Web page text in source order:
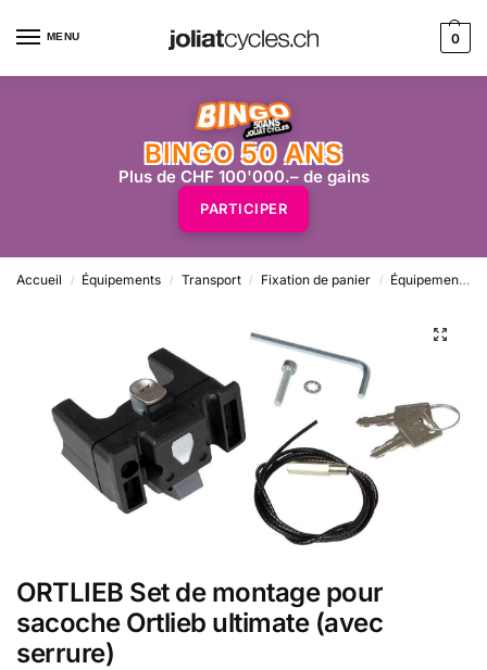
MENU 0
BINGO 50 ANS
Plus de CHF 100'000.– de gains
PARTICIPER
Accueil / Équipements / Transport / Fixation de panier / Équipements
ORTLIEB Set de montage pour
sacoche Ortlieb ultimate (avec
serrure)